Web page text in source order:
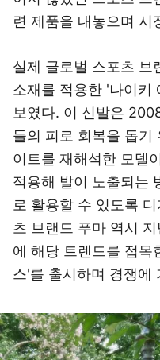
련 제품을 내놓으며 시
실제 글로벌 스포츠 브
소재를 적용한 '나이키
보였다. 이 신발은
들의 피로 회복을 돕기
이트를 재해석한 모델
적용해 발이 노출되는
로 활용할 수 있도록
츠 브랜드 푸마 역시
에 해당 트렌드를 접목
스'를 출시하며 경쟁에